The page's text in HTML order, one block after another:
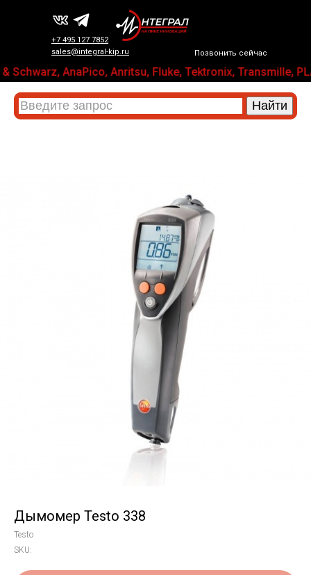
Позвонить сейчас
+7 495 127 7852
sales@integral-kip.ru
AnaPico, Anritsu, Fluke, Tektronix, Transmille,
Дымомер Testo 338
Testo
SKU: